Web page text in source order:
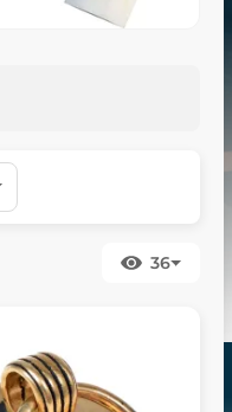
36